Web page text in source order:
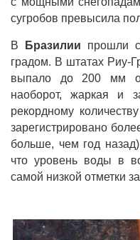
сугробов превысила
В Бразилии прошли
градом. В штатах Риу-
выпало до 200 мм
наоборот, жаркая и
рекордному
зарегистрировано
больше, чем год
что уровень воды в
самой низкой отметки